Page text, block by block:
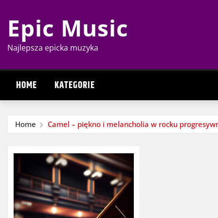
content
Epic Music
Najlepsza epicka muzyka
HOME KATEGORIE
Home Camel – piękno i melancholia w rocku